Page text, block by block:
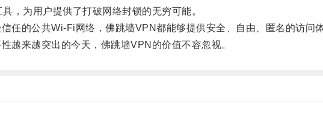
为用户提供了打破网络封锁的无穷可能。
的公共Wi-Fi网络，佛跳墙VPN都能够提供安全、自由、匿名的访问体
来越突出的今天，佛跳墙VPN的价值不容忽视。